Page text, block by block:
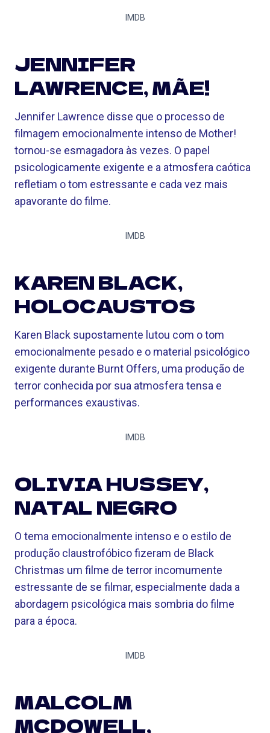
IMDB
JENNIFER
LAWRENCE, MÃE!
Jennifer Lawrence disse que o processo de
filmagem emocionalmente intenso de Mother!
tornou-se esmagadora às vezes. O papel
psicologicamente exigente e a atmosfera caótica
refletiam o tom estressante e cada vez mais
apavorante do filme.
IMDB
KAREN BLACK,
HOLOCAUSTOS
Karen Black supostamente lutou com o tom
emocionalmente pesado e o material psicológico
exigente durante Burnt Offers, uma produção de
terror conhecida por sua atmosfera tensa e
performances exaustivas.
IMDB
OLIVIA HUSSEY,
NATAL NEGRO
O tema emocionalmente intenso e o estilo de
produção claustrofóbico fizeram de Black
Christmas um filme de terror incomumente
estressante de se filmar, especialmente dada a
abordagem psicológica mais sombria do filme
para a época.
IMDB
MALCOLM
MCDOWELL,